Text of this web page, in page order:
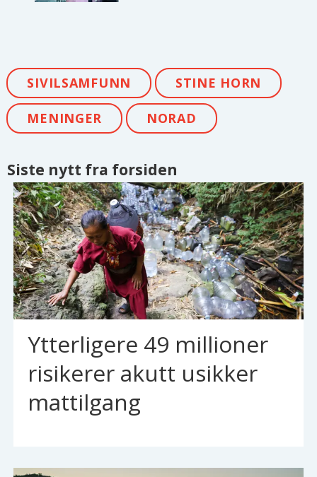
SIVILSAMFUNN STINE HORN
MENINGER NORAD
Siste nytt fra forsiden
Ytterligere 49 millioner
risikerer akutt usikker
mattilgang